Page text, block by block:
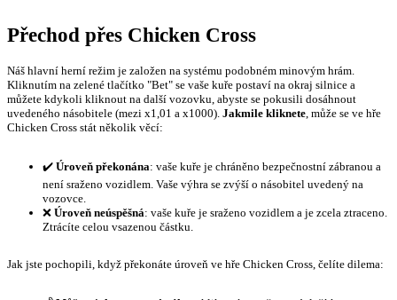
Přechod přes Chicken Cross
Náš hlavní herní režim je založen na systému podobném minovým hrám.
Kliknutím na zelené tlačítko "Bet" se vaše kuře postaví na okraj silnice a
můžete kdykoli kliknout na další vozovku, abyste se pokusili dosáhnout
uvedeného násobitele (mezi x1,01 a x1000). Jakmile kliknete, může se ve hře
Chicken Cross stát několik věcí:
✔️ Úroveň překonána: vaše kuře je chráněno bezpečnostní zábranou a
není sraženo vozidlem. Vaše výhra se zvýší o násobitel uvedený na
vozovce.
❌ Úroveň neúspěšná: vaše kuře je sraženo vozidlem a je zcela ztraceno.
Ztrácíte celou vsazenou částku.
Jak jste pochopili, když překonáte úroveň ve hře Chicken Cross, čelíte dilema: